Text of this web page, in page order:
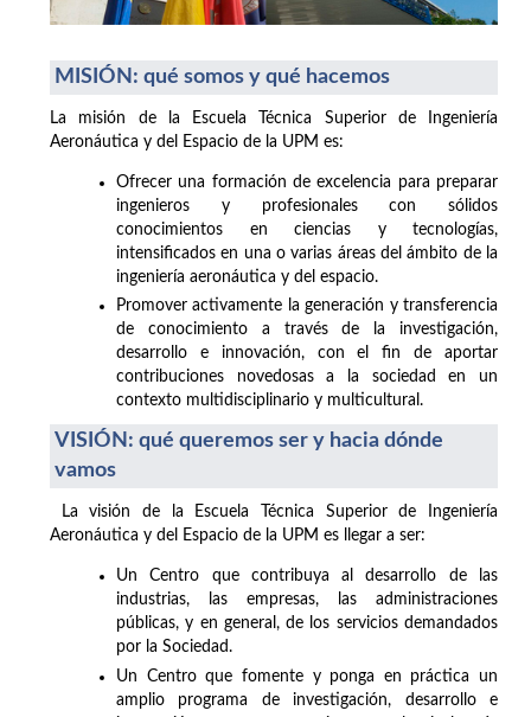
MISIÓN: qué somos y qué hacemos
La misión de la Escuela Técnica Superior de Ingeniería
Aeronáutica y del Espacio de la UPM es:
Ofrecer una formación de excelencia para preparar
ingenieros y profesionales con sólidos
conocimientos en ciencias y tecnologías,
intensificados en una o varias áreas del ámbito de la
ingeniería aeronáutica y del espacio.
Promover activamente la generación y transferencia
de conocimiento a través de la investigación,
desarrollo e innovación, con el fin de aportar
contribuciones novedosas a la sociedad en un
contexto multidisciplinario y multicultural.
VISIÓN: qué queremos ser y hacia dónde
vamos
La visión de la Escuela Técnica Superior de Ingeniería
Aeronáutica y del Espacio de la UPM es llegar a ser:
Un Centro que contribuya al desarrollo de las
industrias, las empresas, las administraciones
públicas, y en general, de los servicios demandados
por la Sociedad.
Un Centro que fomente y ponga en práctica un
amplio programa de investigación, desarrollo e